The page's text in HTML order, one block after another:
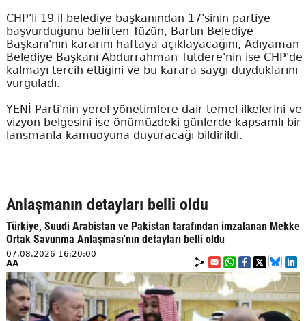
CHP'li 19 il belediye başkanından 17'sinin partiye
başvurduğunu belirten Tüzün, Bartın Belediye
Başkanı'nın kararını haftaya açıklayacağını, Adıyaman
Belediye Başkanı Abdurrahman Tutdere'nin ise CHP'de
kalmayı tercih ettiğini ve bu karara saygı duyduklarını
vurguladı.
YENİ Parti'nin yerel yönetimlere dair temel ilkelerini ve
vizyon belgesini ise önümüzdeki günlerde kapsamlı bir
lansmanla kamuoyuna duyuracağı bildirildi.
Anlaşmanın detayları belli oldu
Türkiye, Suudi Arabistan ve Pakistan tarafından imzalanan Mekke
Ortak Savunma Anlaşması'nın detayları belli oldu
07.08.2026 16:20:00
AA